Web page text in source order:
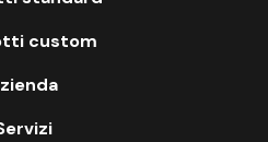
custom